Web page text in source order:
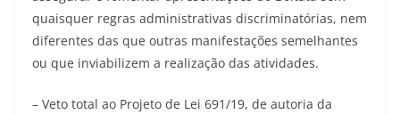
quaisquer regras administrativas discriminatórias, nem
diferentes das que outras manifestações semelhantes
ou que inviabilizem a realização das atividades.
– Veto total ao Projeto de Lei 691/19, de autoria da